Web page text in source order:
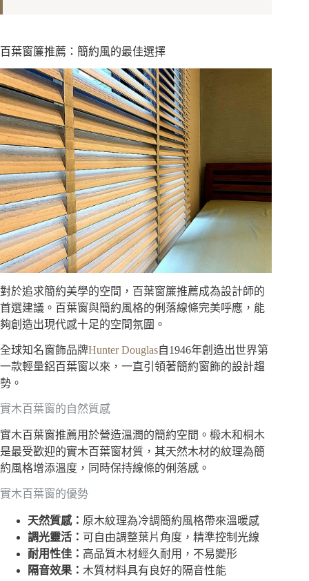
百葉窗簾推薦：簡約風的最佳選擇
對於追求簡約美學的空間，百葉窗簾推薦成為設計師的
首選建議。百葉窗與簡約風格的俐落線條完美呼應，能
夠創造出現代感十足的空間氛圍。
全球知名窗飾品牌Hunter Douglas自1946年創造出世界第
一款輕量鋁百葉窗以來，一直引領著簡約窗飾的設計趨
勢。
實木百葉窗的自然質感
實木百葉窗推薦用於營造溫潤的簡約空間。椴木和桐木
是最受歡迎的實木百葉窗材質，其天然木材的紋理為簡
約風格增添溫度，同時保持線條的俐落感。
實木百葉窗的優勢
天然質感： 原木紋理為冷調簡約風格帶來溫暖感
調光靈活： 可自由調整葉片角度，精準控制光線
耐用性佳： 高品質木材經久耐用，不易變形
隔音效果： 木質材料具有良好的隔音性能